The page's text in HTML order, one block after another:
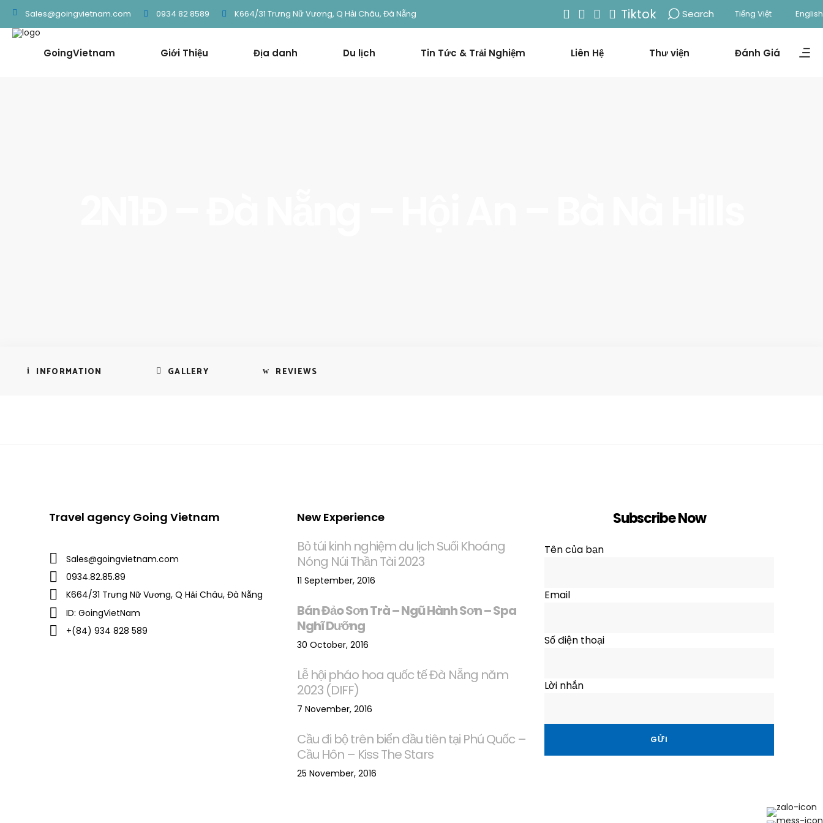
Sales@goingvietnam.com 0934 82 8589 K664/31 Trưng Nữ Vương, Q Hải Châu, Đà Nẵng Tiktok Search Tiếng Việt English
GoingVietnam Giới Thiệu Địa danh Du lịch Tin Tức & Trải Nghiệm Liên Hệ Thư viện Đánh Giá
INFORMATION GALLERY REVIEWS
Du khách sẽ được tự mình trải
Travel agency Going Vietnam
Sales@goingvietnam.com
0934.82.85.89
K664/31 Trưng Nữ Vương, Q Hải Châu, Đà Nẵng
ID: GoingVietNam
+(84) 934 828 589
New Experience
Bỏ túi kinh nghiệm du lịch Suối Khoáng
Nóng Núi Thần Tài 2023
11 September, 2016
Bán Đảo Sơn Trà – Ngũ Hành Sơn – Spa
Nghĩ Dưỡng
30 October, 2016
Lễ hội pháo hoa quốc tế Đà Nẵng năm
2023 (DIFF)
7 November, 2016
Cầu đi bộ trên biển đầu tiên tại Phú Quốc –
Cầu Hôn – Kiss The Stars
25 November, 2016
Subscribe Now
Tên của bạn
Email
Số điện thoại
Lời nhắn